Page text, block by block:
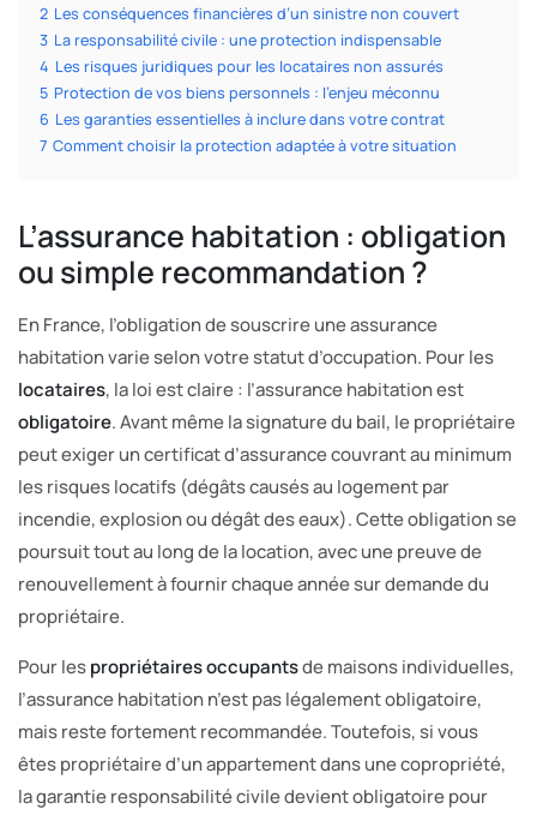
2 Les conséquences financières d’un sinistre non couvert
3 La responsabilité civile : une protection indispensable
4 Les risques juridiques pour les locataires non assurés
5 Protection de vos biens personnels : l’enjeu méconnu
6 Les garanties essentielles à inclure dans votre contrat
7 Comment choisir la protection adaptée à votre situation
L’assurance habitation : obligation
ou simple recommandation ?
En France, l’obligation de souscrire une assurance
habitation varie selon votre statut d’occupation. Pour les
locataires, la loi est claire : l’assurance habitation est
obligatoire. Avant même la signature du bail, le propriétaire
peut exiger un certificat d’assurance couvrant au minimum
les risques locatifs (dégâts causés au logement par
incendie, explosion ou dégât des eaux). Cette obligation se
poursuit tout au long de la location, avec une preuve de
renouvellement à fournir chaque année sur demande du
propriétaire.
Pour lespropriétaires occupantsde maisons individuelles,
l’assurance habitation n’est pas légalement obligatoire,
mais reste fortement recommandée. Toutefois, si vous
êtes propriétaire d’un appartement dans une copropriété,
la garantie responsabilité civile devient obligatoire pour